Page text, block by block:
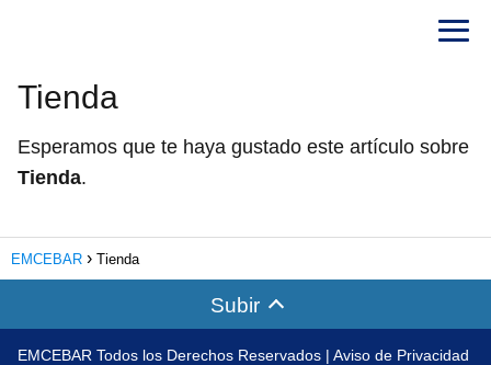
Tienda
Esperamos que te haya gustado este artículo sobre
Tienda.
EMCEBAR Tienda
Subir
EMCEBAR Todos los Derechos Reservados | Aviso de Privacidad